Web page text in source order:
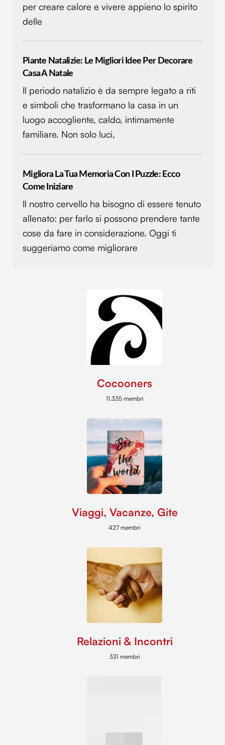
per creare calore e vivere appieno lo spirito
delle
Piante Natalizie: Le Migliori Idee Per Decorare
Casa A Natale
Il periodo natalizio è da sempre legato a riti
e simboli che trasformano la casa in un
luogo accogliente, caldo, intimamente
familiare. Non solo luci,
Migliora La Tua Memoria Con I Puzzle: Ecco
Come Iniziare
Il nostro cervello ha bisogno di essere tenuto
allenato: per farlo si possono prendere tante
cose da fare in considerazione. Oggi ti
suggeriamo come migliorare
Cocooners
11.335 membri
Viaggi, Vacanze, Gite
427 membri
Relazioni & Incontri
331 membri